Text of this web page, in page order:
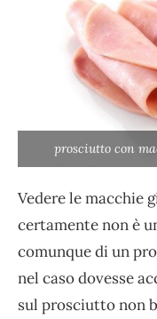
prosciutto con
Vedere le macchie
certamente non è
comunque di un
nel caso dovesse
sul prosciutto non